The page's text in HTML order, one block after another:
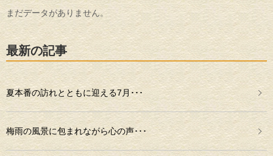
まだデータがありません。
最新の記事
夏本番の訪れとともに迎える7月･･･
梅雨の風景に包まれながら心の声･･･